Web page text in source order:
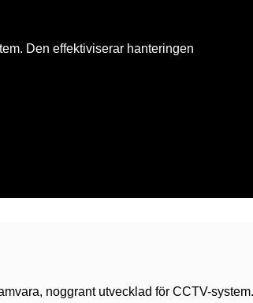
Den effektiviserar hanteringen
noggrant utvecklad för CCTV-